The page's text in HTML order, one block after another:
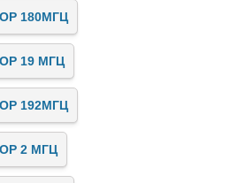
180МГЦ
19 МГЦ
192МГЦ
2 МГЦ